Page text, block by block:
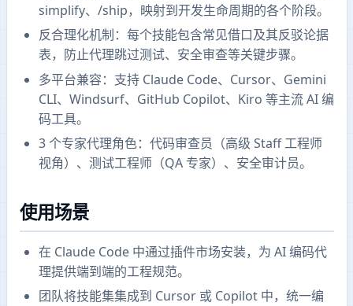
simplify、/ship，映射到开发生命周期的各个阶段。
反合理化机制：每个技能包含常见借口及其反驳论据
表，防止代理跳过测试、安全审查等关键步骤。
多平台兼容：支持 Claude Code、Cursor、Gemini
CLI、Windsurf、GitHub Copilot、Kiro 等主流 AI 编
码工具。
3 个专家代理角色：代码审查员（高级 Staff 工程师
视角）、测试工程师（QA 专家）、安全审计员。
使用场景
在 Claude Code 中通过插件市场安装，为 AI 编码代
理提供端到端的工程规范。
团队将技能集集成到 Cursor 或 Copilot 中，统一编